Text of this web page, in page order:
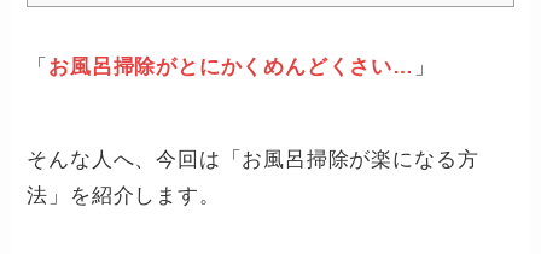
「 お風呂掃除がとにかくめんどくさい… 」
そんな人へ、今回は「お風呂掃除が楽になる方
法」を紹介します。